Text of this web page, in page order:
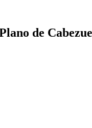
de